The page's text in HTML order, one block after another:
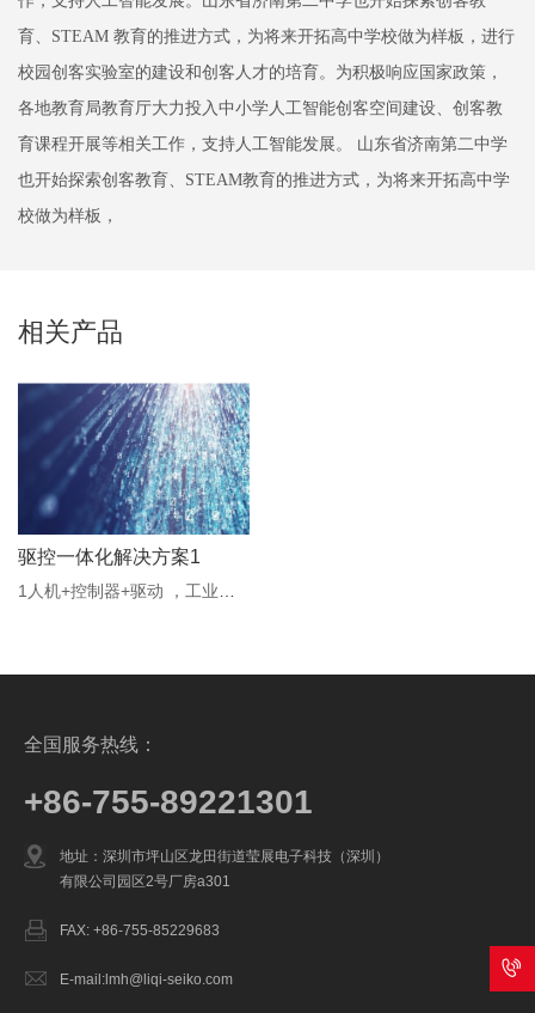
育、STEAM 教育的推进方式，为将来开拓高中学校做为样板，进行
校园创客实验室的建设和创客人才的培育。为积极响应国家政策，
各地教育局教育厅大力投入中小学人工智能创客空间建设、创客教
育课程开展等相关工作，支持人工智能发展。 山东省济南第二中学
也开始探索创客教育、STEAM教育的推进方式，为将来开拓高中学
校做为样板，
相关产品
驱控一体化解决方案1
1人机+控制器+驱动 ，工业机器人量身定做的一站式解决方案，...
全国服务热线：
+86-755-89221301
地址：深圳市坪山区龙田街道莹展电子科技（深圳）
有限公司园区2号厂房a301
FAX: +86-755-85229683
E-mail:lmh@liqi-seiko.com